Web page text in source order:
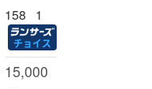
158 1
チョイス
15,000